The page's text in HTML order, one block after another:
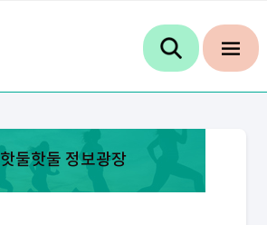
핫둘핫둘 정보광장